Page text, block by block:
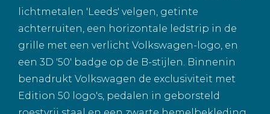
lichtmetalen 'Leeds' velgen, getinte
achterruiten, een horizontale ledstrip in de
grille met een verlicht Volkswagen-logo, en
een 3D '50' badge op de B-stijlen. Binnenin
benadrukt Volkswagen de exclusiviteit met
Edition 50 logo's, pedalen in geborsteld